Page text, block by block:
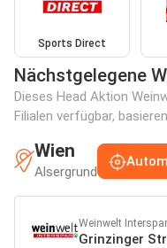
Sports Direct
Nächstgelegene
Dieses Head Aktion
Filialen verfügbar,
Wien
Alsergrund
Weinwelt Interspar
Grinzinger